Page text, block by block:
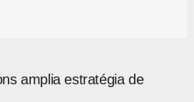
amplia estratégia de